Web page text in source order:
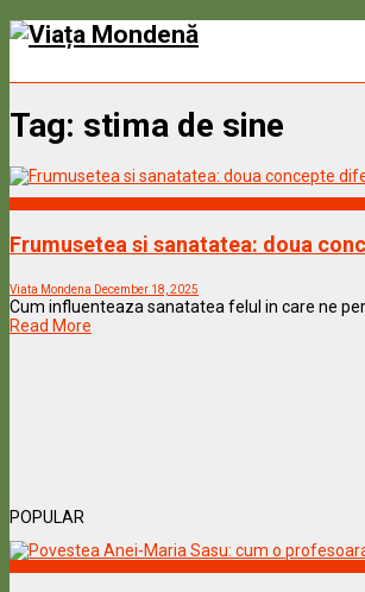
Tag: stima de sine
Frumusetea si sanatatea: doua
Viata Mondena December 18, 2025
Cum influenteaza sanatatea felul in care ne
Read More
POPULAR